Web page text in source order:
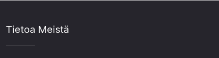
Tietoa Meistä